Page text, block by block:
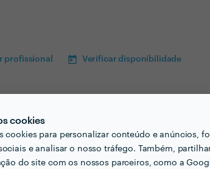
cookies
cookies para personalizar conteúdo e anúncios,
e analisar o nosso tráfego. Também,
do site com os nossos parceiros, como a
profissional Verificar disponibilidade